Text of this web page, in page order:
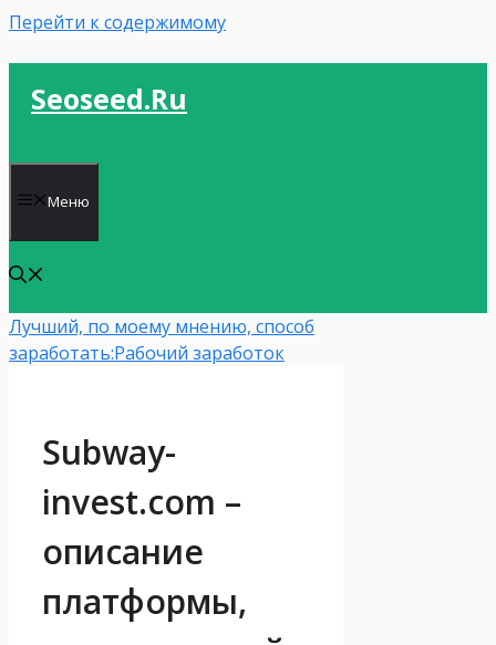
Перейти к содержимому
Seoseed.ru
Меню
Лучший, по моему мнению, способ
заработать:Рабочий заработок
Subway-
invest.com –
описание
платформы,